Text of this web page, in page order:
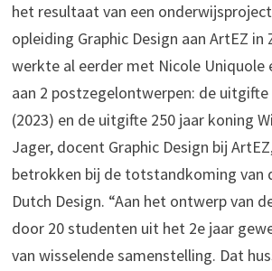
het resultaat van een
opleiding Graphic Design aan ArtEZ
werkte al eerder met Nicole Uniquole
aan 2 postzegelontwerpen: de
(2023) en de uitgifte 250 jaar koning
Jager, docent Graphic Design bij
betrokken bij de totstandkoming van
Dutch Design. “Aan het ontwerp van
door 20 studenten uit het 2e jaar
van wisselende samenstelling. Dat